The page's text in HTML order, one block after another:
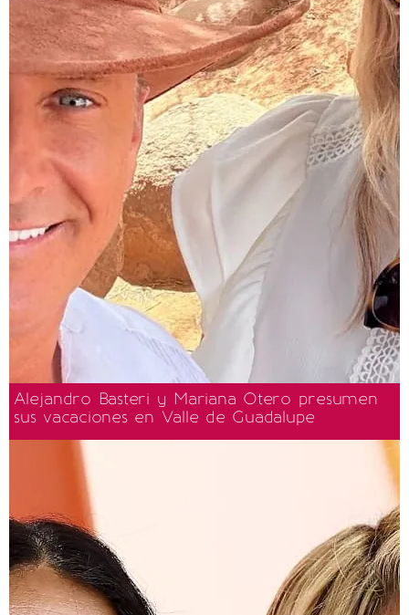
Alejandro Basteri y Mariana Otero presumen
sus vacaciones en Valle de Guadalupe